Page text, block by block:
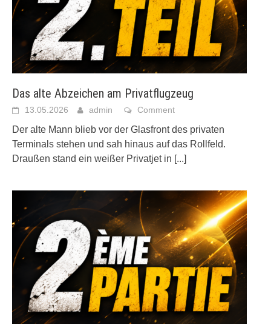
Das alte Abzeichen am Privatflugzeug
13.05.2026 admin Comment
Der alte Mann blieb vor der Glasfront des privaten
Terminals stehen und sah hinaus auf das Rollfeld.
Draußen stand ein weißer Privatjet in [...]